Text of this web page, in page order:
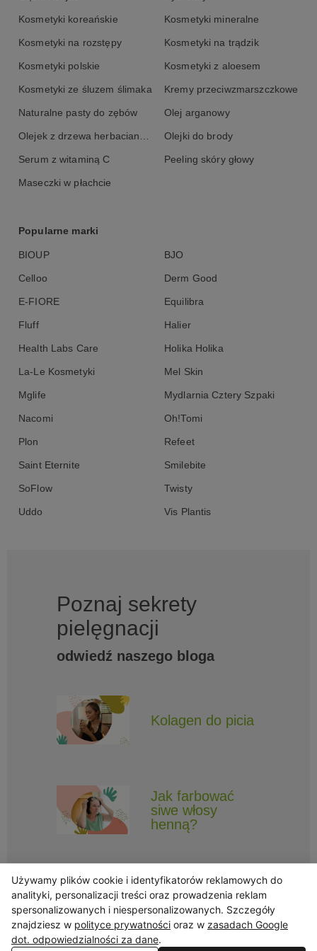
szampon do włosów wypadających dla kobiet,
3. po myciu zastosuj koniczynkowy ZIOŁOOCET.
Skład INCI
Citronellol*, Geraniol*, Linalool*, Benzyl Alcohol, Benzoic Acid,
Kosmetyki koreańskie Kosmetyki mineralne
Kosmetyki na rozstępy Kosmetyki na trądzik
Kosmetyki polskie Kosmetyki z aloesem
Kosmetyki ze śluzem ślimaka Kremy przeciwzmarszczkowe
Naturalne pasty do zębów Olej arganowy
Olejek z drzewa herbacianego Olejki do brody
Serum z witaminą C Peeling skóry głowy
Maseczki w płachcie
Popularne marki
BIOUP BJO
Celloo Derm Good
E-FIORE Equilibra
Fluff Halier
Health Labs Care Holika Holika
La-Le Kosmetyki Mel Skin
Mglife Mydlarnia Cztery Szpaki
Nacomi Oh!Tomi
Plon Refeet
Saint Eternite Smilebite
SoFlow Twisty
Uddo Vis Plantis
Poznaj sekrety
pielęgnacji
odwiedź naszego bloga
Kolagen do picia
Jak farbować
siwe włosy
henną?
Obserwuj Triny, by nie ominęły Cię najlepsze promocje i informacje
o nowościach.
Używamy plików cookie i identyfikatorów reklamowych do
analityki, personalizacji treści oraz prowadzenia reklam
spersonalizowanych i niespersonalizowanych. Szczegóły
znajdziesz w polityce prywatności oraz w zasadach Google
dot. odpowiedzialności za dane.